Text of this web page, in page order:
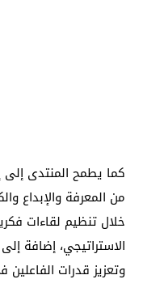
كما يطمح المنتدى
من المعرفة والإبداع
خلال تنظيم لقاءات
الاستراتيجي، إضافة
وتعزيز قدرات